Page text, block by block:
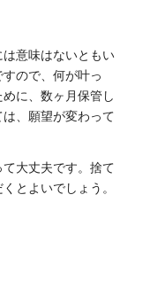
意味はないともい
ので、何が叶っ
に、数ヶ月保管し
、願望が変わって
大丈夫です。捨て
とよいでしょう。